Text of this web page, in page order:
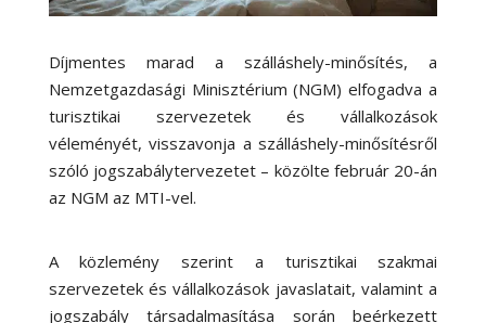
Díjmentes marad a szálláshely-minősítés, a
Nemzetgazdasági Minisztérium (NGM) elfogadva a
turisztikai szervezetek és vállalkozások
véleményét, visszavonja a szálláshely-minősítésről
szóló jogszabálytervezetet – közölte február 20-án
az NGM az MTI-vel.
A közlemény szerint a turisztikai szakmai
szervezetek és vállalkozások javaslatait, valamint a
jogszabály társadalmasítása során beérkezett